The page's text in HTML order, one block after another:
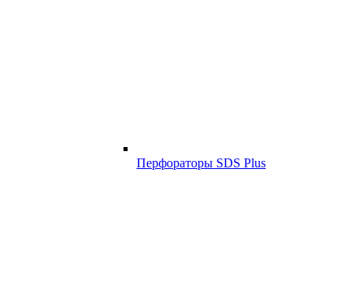
Перфораторы SDS Plus